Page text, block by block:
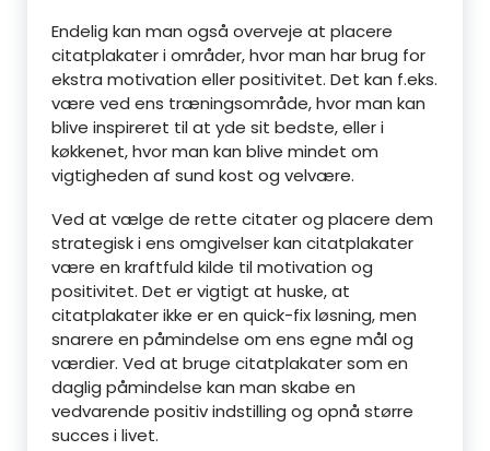
Endelig kan man også overveje at placere
citatplakater i områder, hvor man har brug for
ekstra motivation eller positivitet. Det kan f.eks.
være ved ens træningsområde, hvor man kan
blive inspireret til at yde sit bedste, eller i
køkkenet, hvor man kan blive mindet om
vigtigheden af sund kost og velvære.
Ved at vælge de rette citater og placere dem
strategisk i ens omgivelser kan citatplakater
være en kraftfuld kilde til motivation og
positivitet. Det er vigtigt at huske, at
citatplakater ikke er en quick-fix løsning, men
snarere en påmindelse om ens egne mål og
værdier. Ved at bruge citatplakater som en
daglig påmindelse kan man skabe en
vedvarende positiv indstilling og opnå større
succes i livet.